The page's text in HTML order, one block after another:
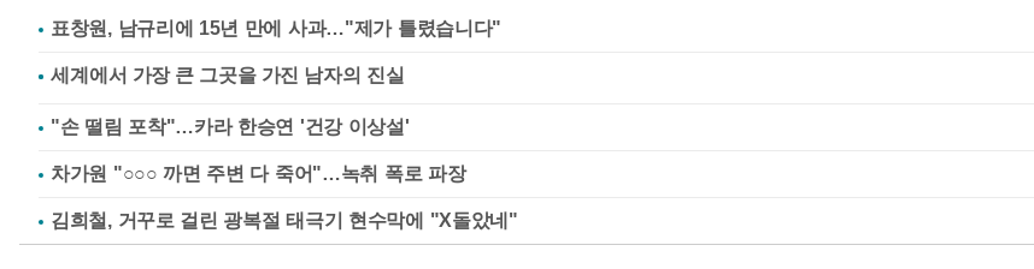
표창원, 남규리에 15년 만에 사과…"제가 틀렸습니다"
"손 떨림 포착"…카라 한승연 '건강 이상설'
차가원 "○○○ 까면 주변 다 죽어"…녹취 폭로 파장
김희철, 거꾸로 걸린 광복절 태극기 현수막에 "X돌았네"